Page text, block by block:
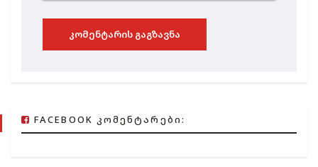
ᲙᲝᲛᲔᲜᲢᲐᲠᲘᲡ ᲒᲐᲒᲖᲐᲕᲜᲐ
FACEBOOK ᲙᲝᲛᲔᲜᲢᲐᲠᲔᲑᲘ: